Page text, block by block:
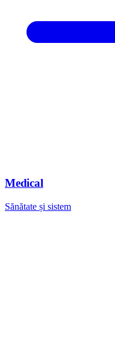
Medical
Sănătate și sistem